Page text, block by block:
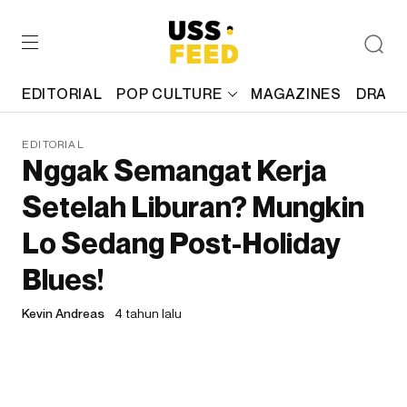
EDITORIAL POP CULTURE MAGAZINES
EDITORIAL
Nggak Semangat Kerja
Setelah Liburan? Mungkin
Lo Sedang Post-Holiday
Blues!
Kevin Andreas 4 tahun lalu